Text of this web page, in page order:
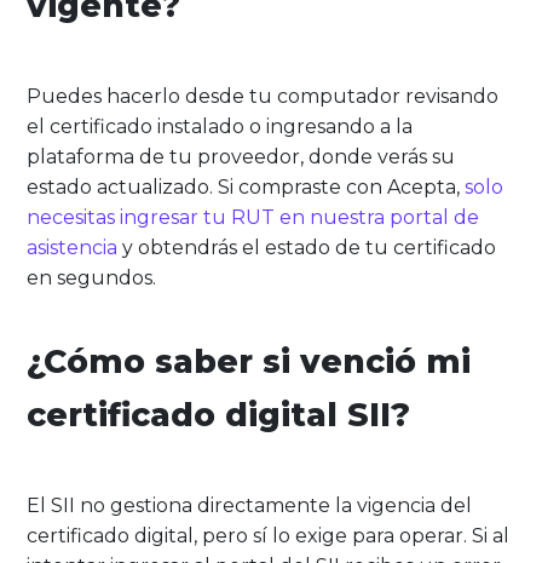
Puedes hacerlo desde tu computador revisando
el certificado instalado o ingresando a la
plataforma de tu proveedor, donde verás su
estado actualizado. Si compraste con Acepta,solo
necesitas ingresar tu RUT en nuestra portal de
asistencia y obtendrás el estado de tu certificado
en segundos.
¿Cómo saber si venció mi
certificado digital SII?
El SII no gestiona directamente la vigencia del
certificado digital, pero sí lo exige para operar. Si al